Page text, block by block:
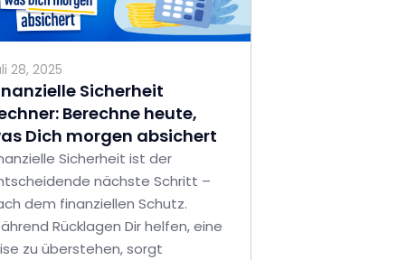
28, 2025
Sicherheit
Berechne heute,
Dich morgen absichert
Sicherheit ist der
nächste Schritt –
dem finanziellen Schutz.
Rücklagen Dir helfen, eine
zu überstehen, sorgt